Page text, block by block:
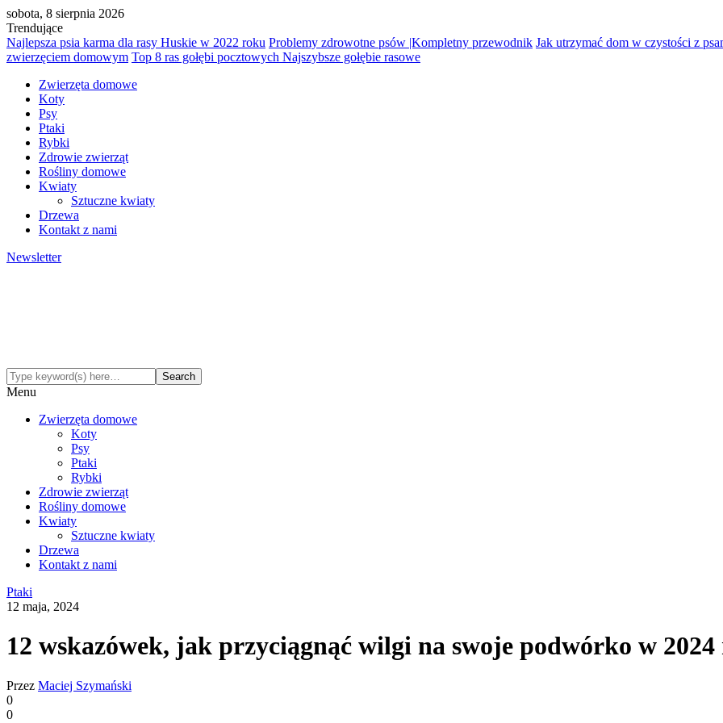
sobota, 8 sierpnia 2026
Trendujące
Najlepsza psia karma dla rasy Huskie w 2022 roku Problemy zdrowotne psów |Kompletny przewodnik Jak utrzymać dom w czystości z
zwierzęciem domowym Top 8 ras gołębi pocztowych Najszybsze gołębie rasowe
Zwierzęta domowe
Koty
Psy
Ptaki
Rybki
Zdrowie zwierząt
Rośliny domowe
Kwiaty
Sztuczne kwiaty
Drzewa
Kontakt z nami
Newsletter
Menu
Zwierzęta domowe
Koty
Psy
Ptaki
Rybki
Zdrowie zwierząt
Rośliny domowe
Kwiaty
Sztuczne kwiaty
Drzewa
Kontakt z nami
Ptaki
12 maja, 2024
12 wskazówek, jak przyciągnąć wilgi na swoje podwórko w
Przez Maciej Szymański
0
0